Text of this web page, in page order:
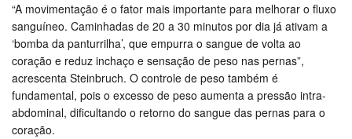
“A movimentação é o fator mais importante para melhorar o fluxo
sanguíneo. Caminhadas de 20 a 30 minutos por dia já ativam a
‘bomba da panturrilha’, que empurra o sangue de volta ao
coração e reduz inchaço e sensação de peso nas pernas”,
acrescenta Steinbruch. O controle de peso também é
fundamental, pois o excesso de peso aumenta a pressão intra-
abdominal, dificultando o retorno do sangue das pernas para o
coração.